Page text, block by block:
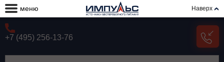
меню Наверх
+7 (495) 256-13-76